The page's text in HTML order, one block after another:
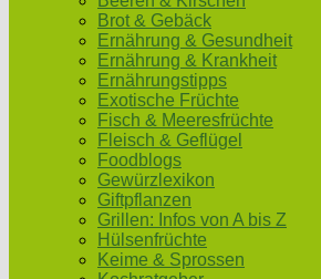
Brot & Gebäck
Ernährung & Gesundheit
Ernährung & Krankheit
Ernährungstipps
Exotische Früchte
Fisch & Meeresfrüchte
Fleisch & Geflügel
Foodblogs
Gewürzlexikon
Giftpflanzen
Grillen: Infos von A bis Z
Hülsenfrüchte
Keime & Sprossen